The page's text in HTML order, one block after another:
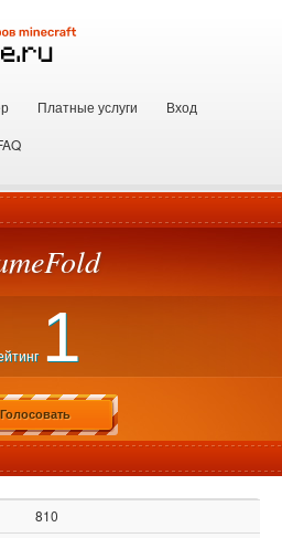
Платные услуги
Вход
1
Голосовать
810